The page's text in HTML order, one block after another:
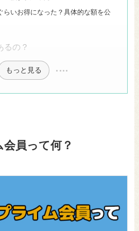
らいお得になった？具体的な額を公
るの？
もっと見る
員って何？